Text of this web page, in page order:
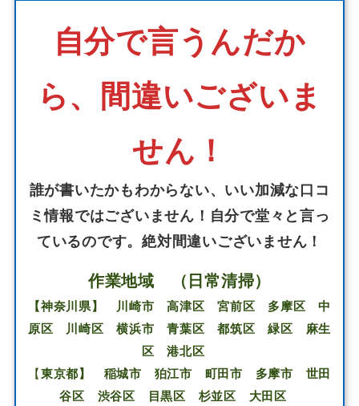
自分で言うんだか
ら、間違いございま
せん！
誰が書いたかもわからない、いい加減な口コ
ミ情報ではございません！自分で堂々と言っ
ているのです。絶対間違いございません！
作業地域 （日常清掃）
【神奈川県】 川崎市 高津区 宮前区 多摩区 中
原区 川崎区 横浜市 青葉区 都筑区 緑区 麻生
区 港北区
【東京都】 稲城市 狛江市 町田市 多摩市 世田
谷区 渋谷区 目黒区 杉並区 大田区